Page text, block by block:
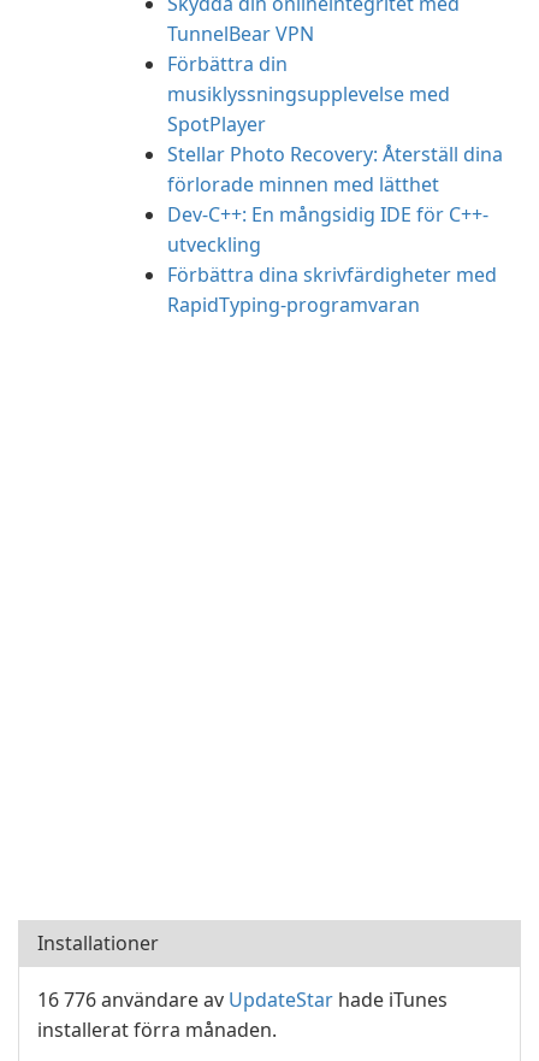
TunnelBear VPN
Förbättra din
musiklyssningsupplevelse med
SpotPlayer
Stellar Photo Recovery: Återställ dina
förlorade minnen med lätthet
Dev-C++: En mångsidig IDE för C++-
utveckling
Förbättra dina skrivfärdigheter med
RapidTyping-programvaran
Installationer
16 776 användare av UpdateStar hade iTunes
installerat förra månaden.